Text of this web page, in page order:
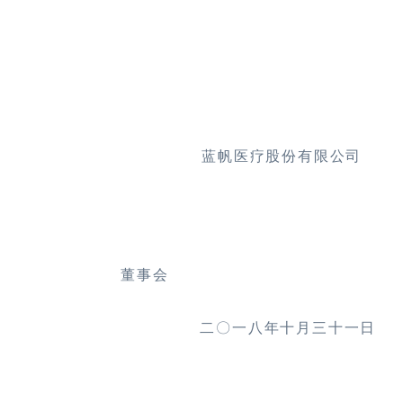
蓝帆医疗股份有限公司
董事会
二〇一八年十 月 三十一 日